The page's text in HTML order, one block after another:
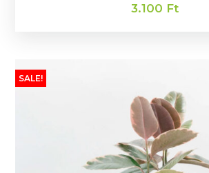
3.100 Ft
SALE!